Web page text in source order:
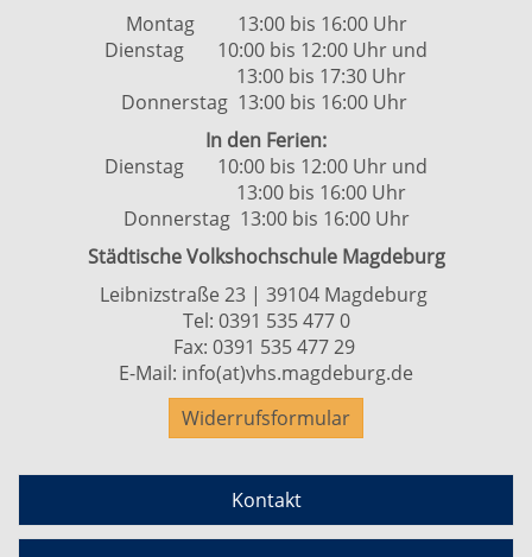
Montag 13:00 bis 16:00 Uhr
Dienstag 10:00 bis 12:00 Uhr und
13:00 bis 17:30 Uhr
Donnerstag 13:00 bis 16:00 Uhr
In den Ferien:
Dienstag 10:00 bis 12:00 Uhr und
13:00 bis 16:00 Uhr
Donnerstag 13:00 bis 16:00 Uhr
Städtische Volkshochschule Magdeburg
Leibnizstraße 23 | 39104 Magdeburg
Tel: 0391 535 477 0
Fax: 0391 535 477 29
E-Mail: info(at)vhs.magdeburg.de
Widerrufsformular
Kontakt